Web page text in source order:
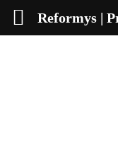
Reformys |